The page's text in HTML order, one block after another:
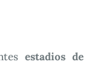
estadios de